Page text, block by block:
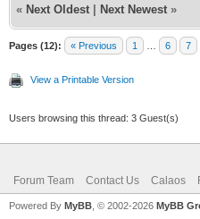
« Next Oldest Next Newest »
Pages (12): « Previous 1 6 7
View a Printable Version
Users browsing this thread: 3 Guest(s)
Forum Team Contact Us Calaos
Powered By MyBB , © 2002-2026 MyBB